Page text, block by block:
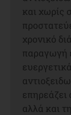
και χωρίς
χρονικό
παραγωγή
επηρεάζει
αλλά και